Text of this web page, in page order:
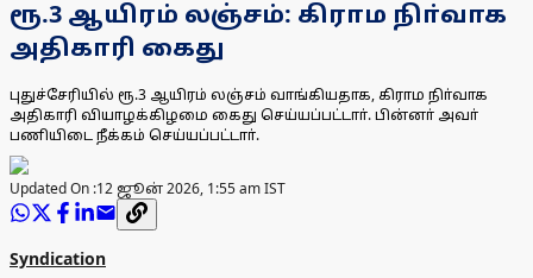
ரூ.3 ஆயிரம் லஞ்சம்: கிராம நிா்வாக
அதிகாரி கைது
புதுச்சேரியில் ரூ.3 ஆயிரம் லஞ்சம் வாங்கியதாக, கிராம நிா்வாக
அதிகாரி வியாழக்கிழமை கைது செய்யப்பட்டாா். பின்னா் அவா்
பணியிடை நீக்கம் செய்யப்பட்டாா்.
Updated On :12 ஜூன் 2026, 1:55 am IST
Syndication